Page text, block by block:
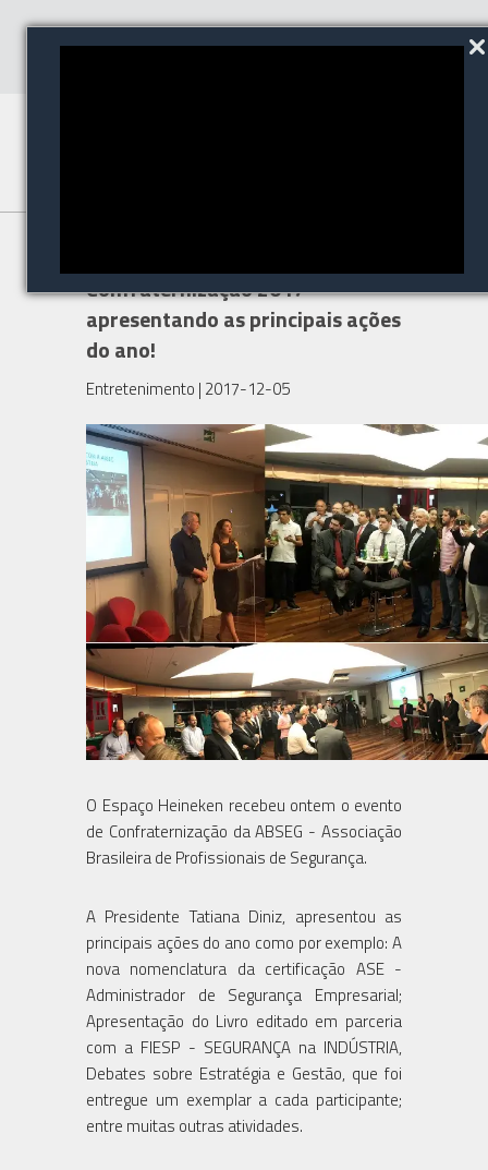
Confraternização 2017
apresentando as principais ações
do ano!
Entretenimento | 2017-12-05
O Espaço Heineken recebeu ontem o evento
de Confraternização da ABSEG - Associação
Brasileira de Profissionais de Segurança.
A Presidente Tatiana Diniz, apresentou as
principais ações do ano como por exemplo: A
nova nomenclatura da certificação ASE -
Administrador de Segurança Empresarial;
Apresentação do Livro editado em parceria
com a FIESP - SEGURANÇA na INDÚSTRIA,
Debates sobre Estratégia e Gestão, que foi
entregue um exemplar a cada participante;
entre muitas outras atividades.